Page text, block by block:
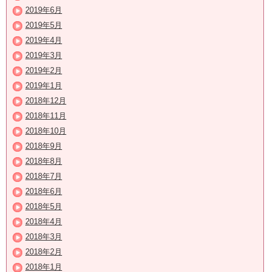
2019年6月
2019年5月
2019年4月
2019年3月
2019年2月
2019年1月
2018年12月
2018年11月
2018年10月
2018年9月
2018年8月
2018年7月
2018年6月
2018年5月
2018年4月
2018年3月
2018年2月
2018年1月